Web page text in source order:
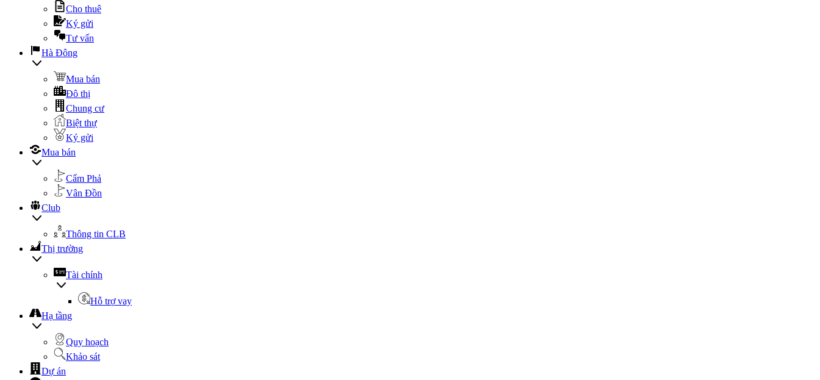
Cho thuê
Ký gửi
Tư vấn
Hà Đông
Mua bán
Đô thị
Chung cư
Biệt thự
Ký gửi
Mua bán
Cẩm Phả
Vân Đồn
Club
Thông tin CLB
Thị trường
Tài chính
Hỗ trợ vay
Hạ tầng
Quy hoạch
Khảo sát
Dự án